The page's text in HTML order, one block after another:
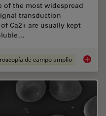
of the most widespread
transduction
Ca2+ are usually kept
de campo amplio